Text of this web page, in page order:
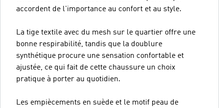
accordent de l'importance au confort et au style.
La tige textile avec du mesh sur le quartier offre une
bonne respirabilité, tandis que la doublure
synthétique procure une sensation confortable et
ajustée, ce qui fait de cette chaussure un choix
pratique à porter au quotidien.
Les empiècements en suède et le motif peau de